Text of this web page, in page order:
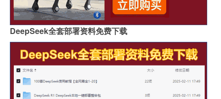
DeepSeek全套部署资料免费下载